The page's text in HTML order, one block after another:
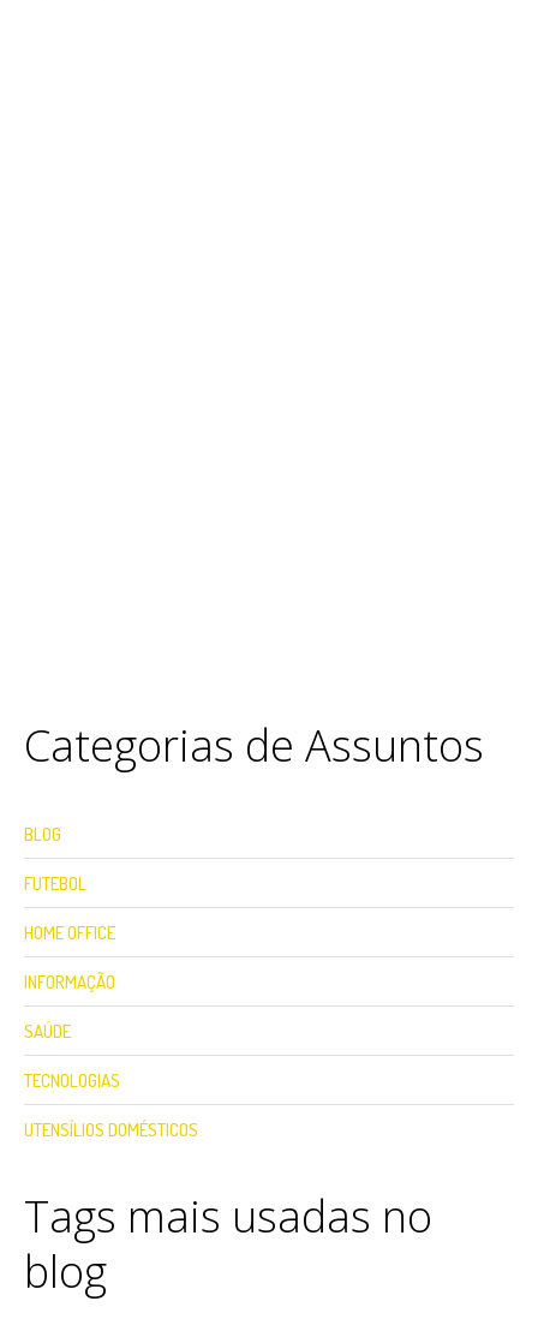
Categorias de Assuntos
BLOG
FUTEBOL
HOME OFFICE
INFORMAÇÃO
SAÚDE
TECNOLOGIAS
UTENSÍLIOS DOMÉSTICOS
Tags mais usadas no
blog